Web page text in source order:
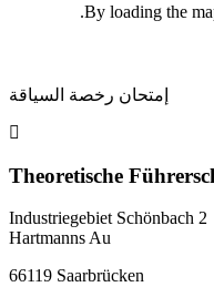
By loading the
إمتحان رخصة السياقة
Theoretische
Industriegebiet Schönbach 2
Hartmanns Au
66119 Saarbrücken